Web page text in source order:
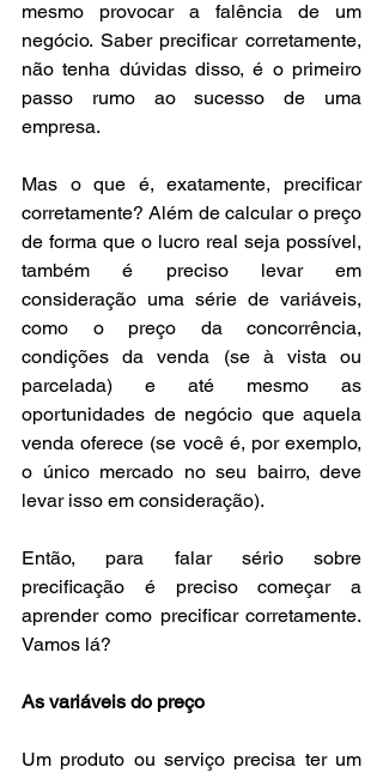
mesmo provocar a falência de um
negócio. Saber precificar corretamente,
não tenha dúvidas disso, é o primeiro
passo rumo ao sucesso de uma
empresa.
Mas o que é, exatamente, precificar
corretamente? Além de calcular o preço
de forma que o lucro real seja possível,
também é preciso levar em
consideração uma série de variáveis,
como o preço da concorrência,
condições da venda (se à vista ou
parcelada) e até mesmo as
oportunidades de negócio que aquela
venda oferece (se você é, por exemplo,
o único mercado no seu bairro, deve
levar isso em consideração).
Então, para falar sério sobre
precificação é preciso começar a
aprender como precificar corretamente.
Vamos lá?
As variáveis do preço
Um produto ou serviço precisa ter um